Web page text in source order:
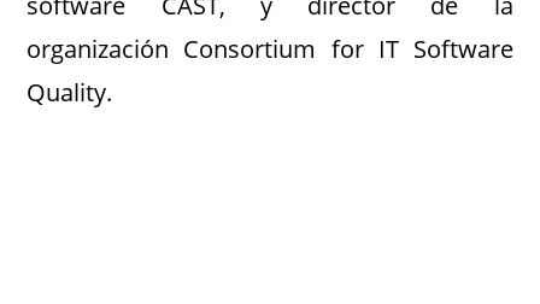
organización Consortium for IT Software
Quality.